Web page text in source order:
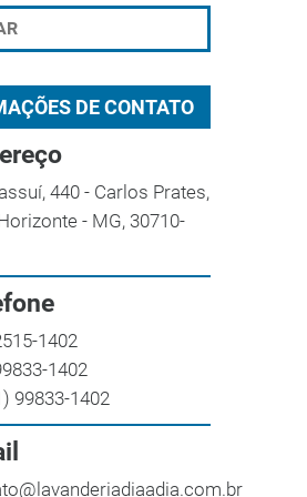
DE CONTATO
440 - Carlos Prates,
- MG, 30710-
1402
1402
99833-1402